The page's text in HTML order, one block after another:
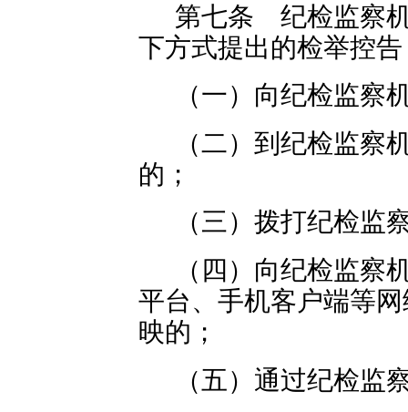
第七条 纪检监察
下方式提出的检举控
（一）向纪检监察
（二）到纪检监察
的；
（三）拨打纪检监
（四）向纪检监察
平台、手机客户端等
映的；
（五）通过纪检监